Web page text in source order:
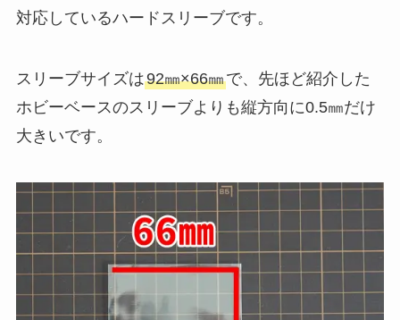
対応しているハードスリーブです。
スリーブサイズは92㎜×66㎜で、先ほど紹介した
ホビーベースのスリーブよりも縦方向に0.5㎜だけ
大きいです。